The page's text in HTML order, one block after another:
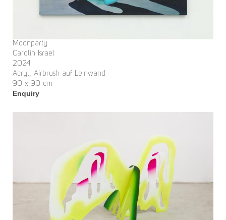
Moonparty
Carolin Israel
2024
Acryl, Airbrush auf Leinwand
90 x 90 cm
Enquiry